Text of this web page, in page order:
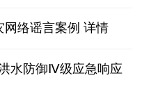
络谣言案例 详情
水防御Ⅳ级应急响应